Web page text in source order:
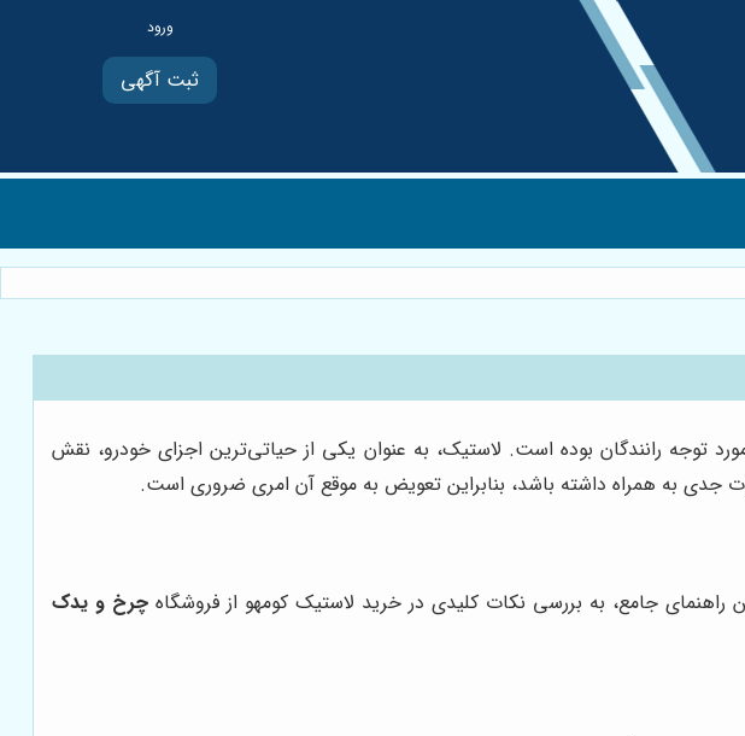
ثبت آگهی
توجه رانندگان بوده است. لاستیک، به عنوان یکی از حیاتی‌ترین اجزای خودرو، نقش
جدی به همراه داشته باشد، بنابراین تعویض به موقع آن امری ضروری است.
جامع، به بررسی نکات کلیدی در خرید لاستیک کومهو از فروشگاهچرخ و یدک